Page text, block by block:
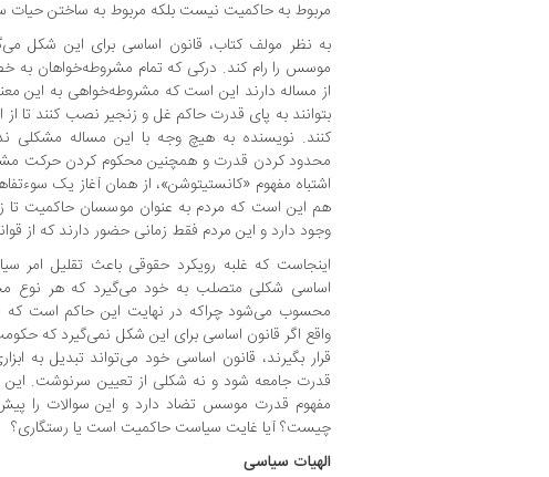
مربوط به حاکمیت نیست بلکه مربوط به ساختن
به نظر مولف کتاب، قانون اساسی برای این شکل
موسس را رام کند. درکی که تمام مشروطه‌خواهان به
از مساله دارند این است که مشروطه‌خواهی به این
بتوانند به پای قدرت حاکم غل و زنجیر نصب کنند تا از
کنند. نویسنده به هیچ وجه با این مساله مشکلی
محدود کردن قدرت و همچنین محکوم کردن حرکت
اشتباه مفهوم «کانستیتوشن»، از همان آغاز یک
هم این است که مردم به عنوان موسسان حاکمیت تا
وجود دارد و این مردم فقط زمانی حضور دارند که از
اینجاست که غلبه رویکرد حقوقی باعث تقلیل امر
اساسی شکلی متصلب به خود می‌گیرد که هر نوع
محسوب می‌شود چراکه در نهایت این حاکم است
واقع اگر قانون اساسی برای این شکل نمی‌گیرد که
قرار بگیرند، قانون اساسی خود می‌تواند تبدیل به
قدرت جامعه ‌شود و نه شکلی از تعیین سرنوشت. این
مفهوم قدرت موسس تضاد دارد و این سوالات را
چیست؟ آیا غایت سیاست حاکمیت است یا رستگاری؟
الهیات سیاسی